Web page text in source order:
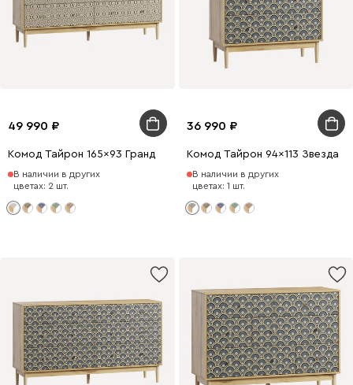
49 990
Комод Тайрон 165x93 Гранд ​
В наличии в других
цветах: 2 шт.
36 990
Комод Тайрон 94x113 Звезда ​
В наличии в других
цветах: 1 шт.